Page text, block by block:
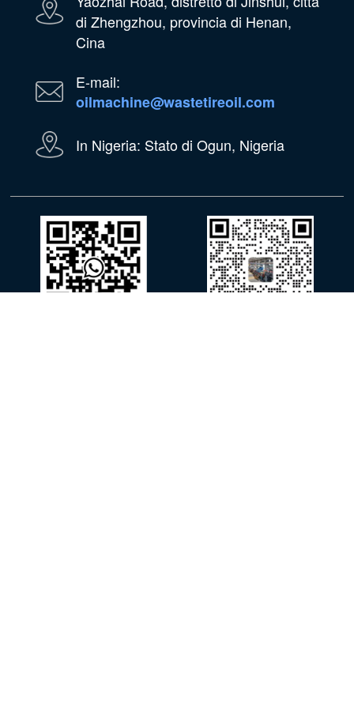
di Zhengzhou, provincia di Henan,
Cina
E-mail:
oilmachine@wastetireoil.com
In Nigeria: Stato di Ogun, Nigeria